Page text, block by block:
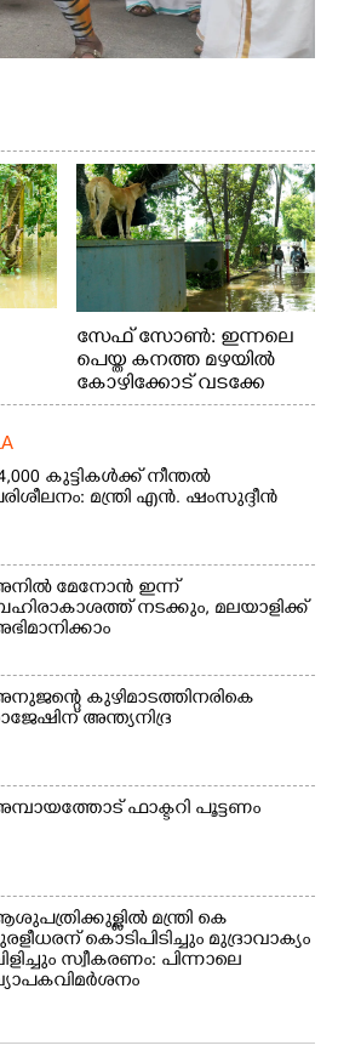
സേഫ് സോൺ: ഇന്നലെ
പെയ്ത കനത്ത മഴയിൽ
കോഴിക്കോട് വടക്കേ
വയലിൽ വെള്ളം
വെള്ളത്തിലൂടെ
നടന്നുവരുന്നവരെ
നായ. ഫോട്ടോ: കെ.വിശ്വജി
ത്ത്
കുട്ടികൾക്ക് നീന്തൽ
മന്ത്രി എൻ. ഷംസുദ്ദീൻ
മേനോൻ ഇന്ന്
നടക്കും, മലയാളിക്ക്
കുഴിമാടത്തിനരികെ
അന്ത്യനിദ്ര
ഫാക്ടറി പൂട്ടണം
മന്ത്രി കെ
കൊടിപിടിച്ചും മുദ്രാവാക്യം
സ്വീകരണം: പിന്നാലെ